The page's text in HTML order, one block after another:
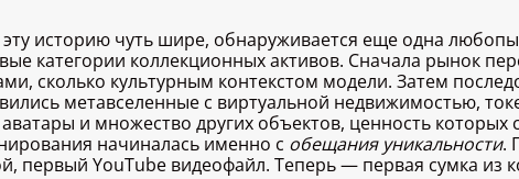
историю чуть шире, обнаруживается еще одна
категории коллекционных активов. Сначала рынок
сколько культурным контекстом модели. Затем
метавселенные с виртуальной недвижимостью,
и множество других объектов, ценность которых
начиналась именно с обещания уникальности.
первый YouTube видеофайл. Теперь — первая сумка из